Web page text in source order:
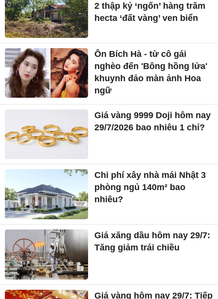
2 thập kỷ ‘ngốn’ hàng trăm
hecta ‘đất vàng’ ven biển
Ôn Bích Hà - từ cô gái
nghèo đến 'Bông hồng lửa'
khuynh đảo màn ảnh Hoa
ngữ
Giá vàng 9999 Doji hôm nay
29/7/2026 bao nhiêu 1 chỉ?
Chi phí xây nhà mái Nhật 3
phòng ngủ 140m² bao
nhiêu?
Giá xăng dầu hôm nay 29/7:
Tăng giảm trái chiều
Giá vàng hôm nay 29/7: Tiếp